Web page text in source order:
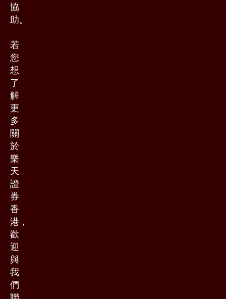
協
助。
若
您
想
了
解
更
多
關
於
樂
天
證
券
香
港，
歡
迎
與
我
們